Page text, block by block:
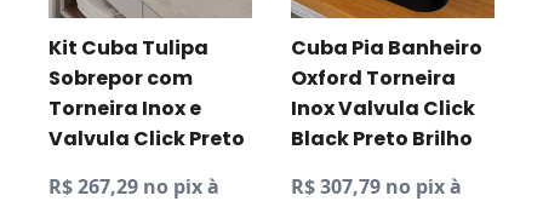
Kit Cuba Tulipa
Sobrepor com
Torneira Inox e
Valvula Click Preto
R$ 267,29 no pix à
Cuba Pia Banheiro
Oxford Torneira
Inox Valvula Click
Black Preto Brilho
R$ 307,79 no pix à